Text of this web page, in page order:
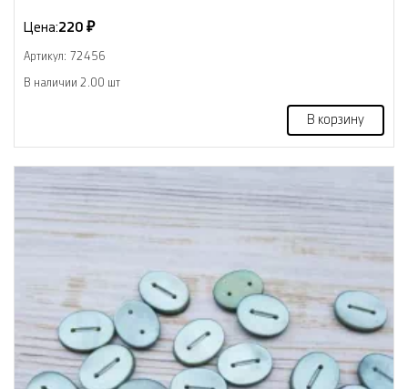
Цена:220 ₽
Артикул: 72456
В наличии 2.00 шт
В корзину